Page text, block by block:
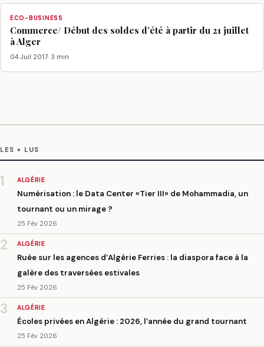
ECO-BUSINESS
Commerce/ Début des soldes d’été à partir du 21 juillet
à Alger
04 Juil 2017· 3 min
LES + LUS
1 ALGÉRIE
Numérisation : le Data Center «Tier III» de Mohammadia, un
tournant ou un mirage ?
25 Fév 2026
2 ALGÉRIE
Ruée sur les agences d’Algérie Ferries : la diaspora face à la
galère des traversées estivales
25 Fév 2026
3 ALGÉRIE
Écoles privées en Algérie : 2026, l’année du grand tournant
25 Fév 2026